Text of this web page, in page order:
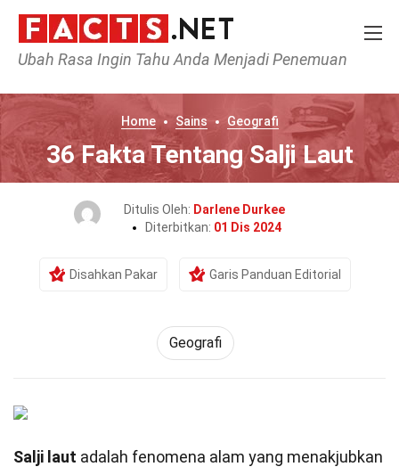
Ubah Rasa Ingin Tahu Anda Menjadi Penemuan
Home Sains Geografi
36 Fakta Tentang Salji Laut
Ditulis Oleh: Darlene Durkee
Diterbitkan: 01 Dis 2024
Disahkan Pakar Garis Panduan Editorial
Geografi
Salji laut adalah fenomena alam yang menakjubkan